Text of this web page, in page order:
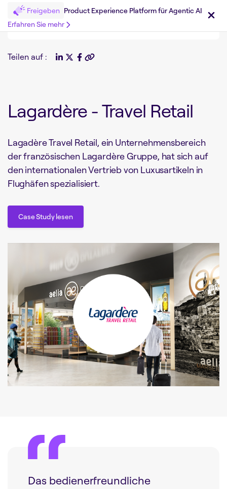
Freigeben Product Experience Platform für Agentic AI
Erfahren Sie mehr
Teilen auf :
Lagardère - Travel Retail
Lagadère Travel Retail, ein Unternehmensbereich
der französischen Lagardère Gruppe, hat sich auf
den internationalen Vertrieb von Luxusartikeln in
Flughäfen spezialisiert.
Case Study lesen
Das bedienerfreundliche